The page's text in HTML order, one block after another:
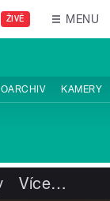
ŽIVĚ MENU
KAMERY
Více…